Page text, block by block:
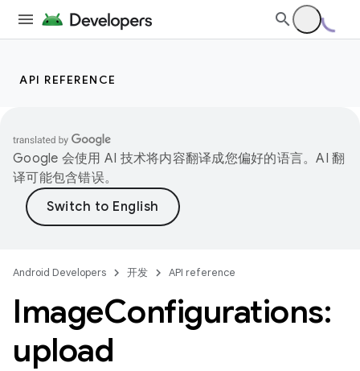
API REFERENCE
Google 会使用 AI 技术将内容翻译成您偏好的语言。AI 翻
译可能包含错误。
Android Developers 开发 API reference
ImageConfigurations:
upload